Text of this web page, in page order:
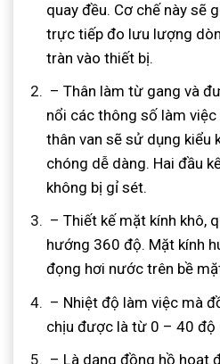
quay đều. Cơ chế này sẽ
trực tiếp đo lưu lượng
tràn vào thiết bị.
– Thân làm từ gang và
nổi các thông số làm việc
thân van sẽ sử dụng kiểu
chóng dễ dàng. Hai đầu
không bị gỉ sét.
– Thiết kế mặt kính khô,
hướng 360 độ. Mặt kính
đọng hơi nước trên bề
– Nhiệt độ làm việc mà
chịu được là từ 0 – 40 độ
– Là dạng đồng hồ hoạt